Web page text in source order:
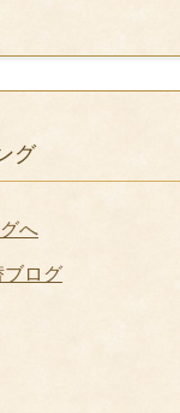
グ
へ
ブログ